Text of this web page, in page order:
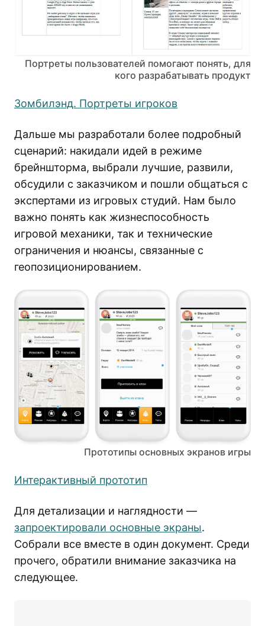
Портреты пользователей помогают понять, для
кого разрабатывать продукт
Зомбилэнд. Портреты игроков
Дальше мы разработали более подробный
сценарий: накидали идей в режиме
брейншторма, выбрали лучшие, развили,
обсудили с заказчиком и пошли общаться с
экспертами из игровых студий. Нам было
важно понять как жизнеспособность
игровой механики, так и технические
ограничения и нюансы, связанные с
геопозиционированием.
Прототипы основных экранов игры
Интерактивный прототип
Для детализации и наглядности —
запроектировали основные экраны.
Собрали все вместе в один документ. Среди
прочего, обратили внимание заказчика на
следующее.